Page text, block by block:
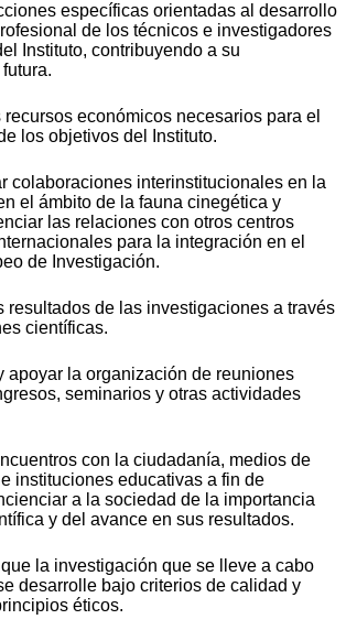
específicas orientadas al desarrollo
de los técnicos e investigadores
Instituto, contribuyendo a su
económicos necesarios para el
los objetivos del Instituto.
interinstitucionales en la
el ámbito de la fauna cinegética y
las relaciones con otros centros
para la integración en el
de Investigación.
de las investigaciones a través
científicas.
la organización de reuniones
seminarios y otras actividades
con la ciudadanía, medios de
instituciones educativas a fin de
a la sociedad de la importancia
y del avance en sus resultados.
la investigación que se lleve a cabo
desarrolle bajo criterios de calidad y
éticos.